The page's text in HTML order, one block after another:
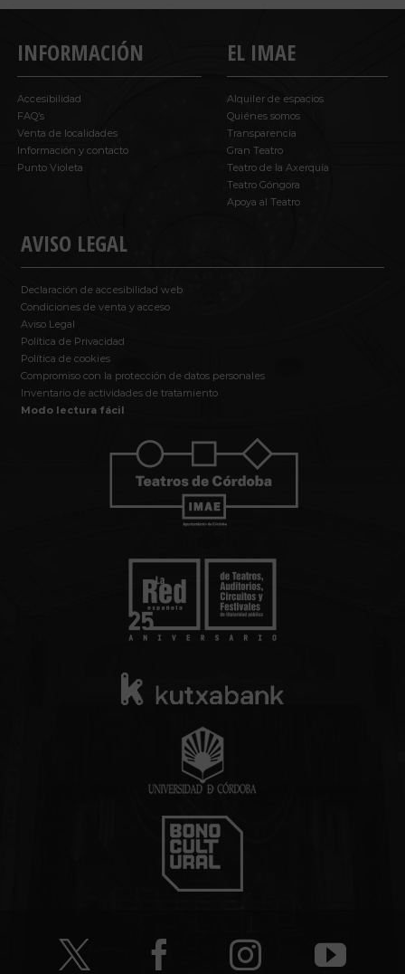
INFORMACIÓN
Accesibilidad
FAQ’s
Venta de localidades
Información y contacto
Punto Violeta
AVISO LEGAL
Declaración de accesibilidad web
Condiciones de venta y acceso
Aviso Legal
Política de Privacidad
Política de cookies
Compromiso con la protección de datos personales
Inventario de actividades de tratamiento
Modo lectura fácil
EL IMAE
Alquiler de espacios
Quiénes somos
Transparencia
Gran Teatro
Teatro de la Axerquía
Teatro Góngora
Apoya al Teatro